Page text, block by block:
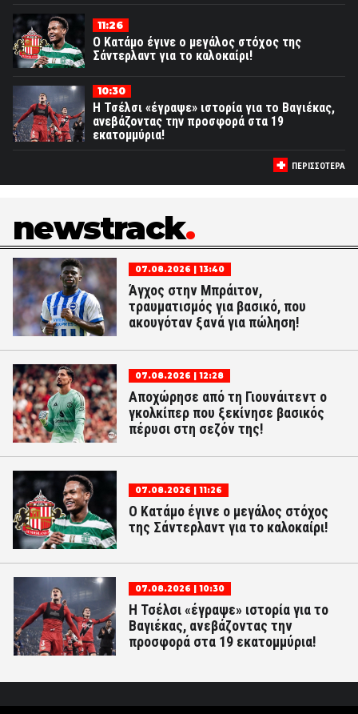
11:26
Ο Κατάμο έγινε ο μεγάλος στόχος της
Σάντερλαντ για το καλοκαίρι!
10:30
Η Τσέλσι «έγραψε» ιστορία για το Βαγιέκας,
ανεβάζοντας την προσφορά στα 19
εκατομμύρια!
ΠΕΡΙΣΣΟΤΕΡΑ
newstrack
07.08.2026 | 13:40
Άγχος στην Μπράιτον,
τραυματισμός για βασικό, που
ακουγόταν ξανά για πώληση!
07.08.2026 | 12:28
Αποχώρησε από τη Γιουνάιτεντ ο
γκολκίπερ που ξεκίνησε βασικός
πέρυσι στη σεζόν της!
07.08.2026 | 11:26
Ο Κατάμο έγινε ο μεγάλος στόχος
της Σάντερλαντ για το καλοκαίρι!
07.08.2026 | 10:30
Η Τσέλσι «έγραψε» ιστορία για το
Βαγιέκας, ανεβάζοντας την
προσφορά στα 19 εκατομμύρια!